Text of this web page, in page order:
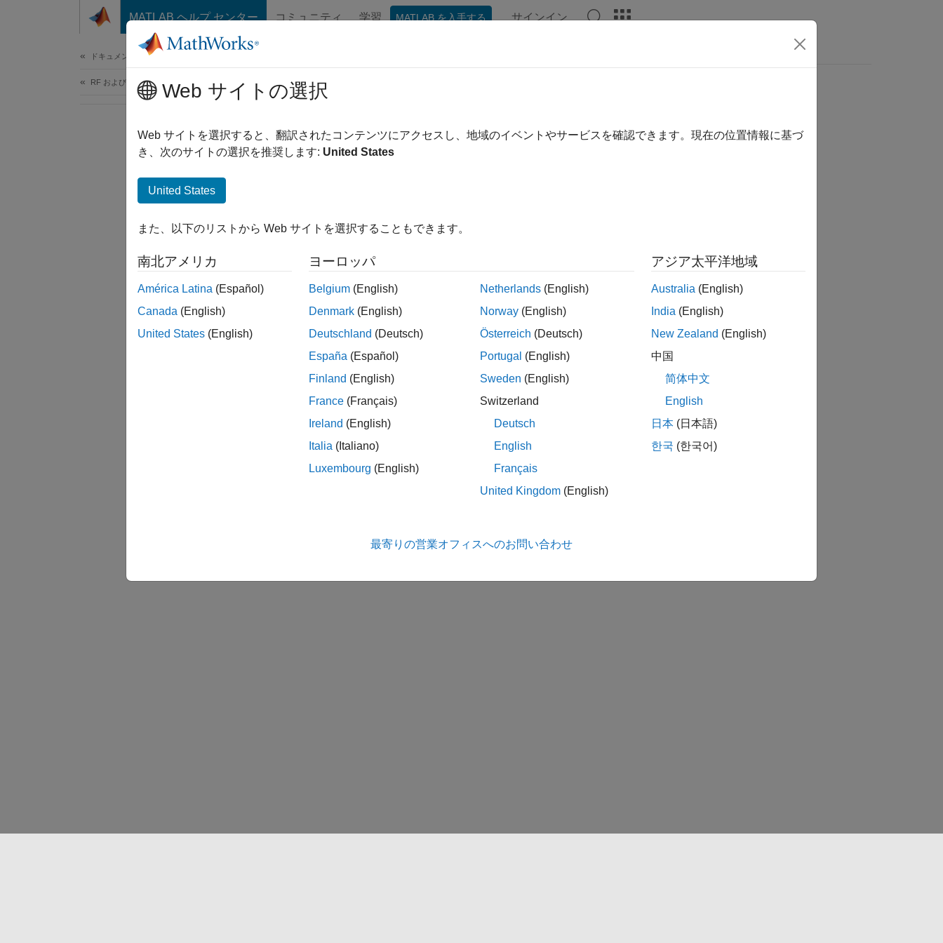
コンテンツへスキップ
MATLAB ヘルプ センター コミュニティ 学習 MATLAB を入手する サインイン
ドキュメンテーションのホーム
RF およびミックスド シグナル
この情報は役に立ちましたか？
Web サイトの選択
Web サイトを選択すると、翻訳されたコンテンツにアクセスし、地域のイベントやサービスを確認できます。現在の位置情報に基づ
き、次のサイトの選択を推奨します: United States
United States
また、以下のリストから Web サイトを選択することもできます。
南北アメリカ
América Latina (Español)
Canada (English)
United States (English)
ヨーロッパ
Belgium (English)
Denmark (English)
Deutschland (Deutsch)
España (Español)
Finland (English)
France (Français)
Ireland (English)
Italia (Italiano)
Luxembourg (English)
Netherlands (English)
Norway (English)
Österreich (Deutsch)
Portugal (English)
Sweden (English)
Switzerland
Deutsch
English
Français
United Kingdom (English)
アジア太平洋地域
Australia (English)
India (English)
New Zealand (English)
中国
简体中文
English
日本 (日本語)
한국 (한국어)
最寄りの営業オフィスへのお問い合わせ